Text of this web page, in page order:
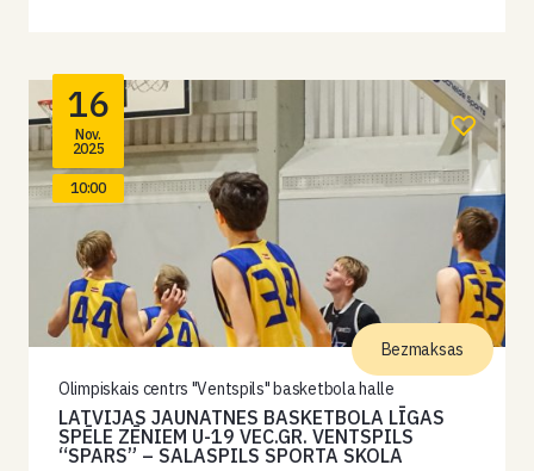
16
Nov.
2025
10:00
Olimpiskais centrs "Ventspils" basketbola halle
LATVIJAS JAUNATNES BASKETBOLA LĪGAS
SPĒLE ZĒNIEM U-19 VEC.GR. VENTSPILS
“SPARS” – SALASPILS SPORTA SKOLA
Bezmaksas